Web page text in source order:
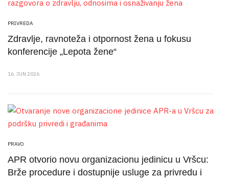
PRIVREDA
Zdravlje, ravnoteža i otpornost žena u fokusu
konferencije „Lepota žene“
16. JUN 2026.
PRAVO
APR otvorio novu organizacionu jedinicu u Vršcu:
Brže procedure i dostupnije usluge za privredu i